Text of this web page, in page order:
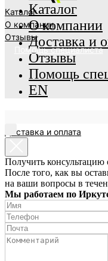
Каталог
О компании
Отзывы
Помощь специалиста
Доставка и оплата
Каталог
О компании
Доставка и
Отзывы
Помощь
EN
Получить консультацию
После того, как вы
на ваши вопросы в
Мы работаем по